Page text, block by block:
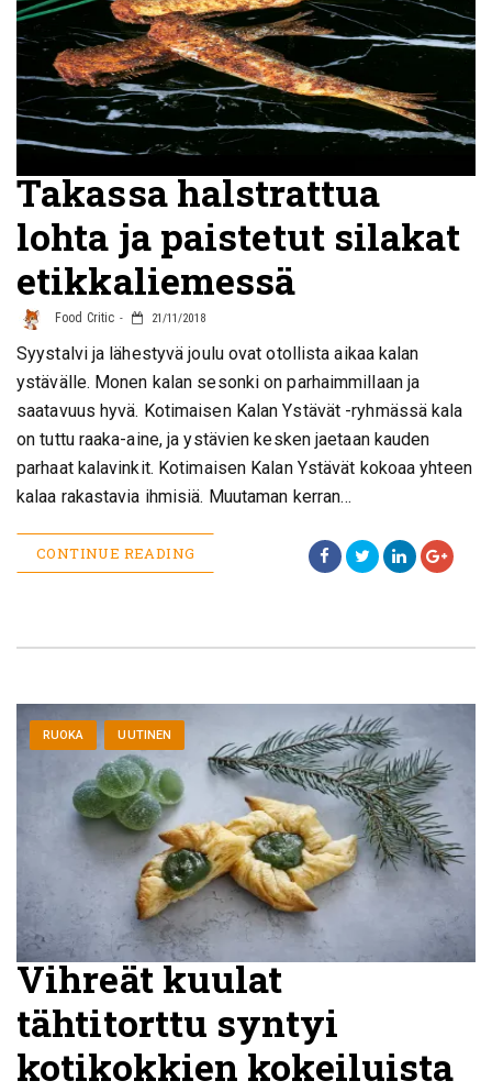
Takassa halstrattua
lohta ja paistetut silakat
etikkaliemessä
Food Critic 21/11/2018
Syystalvi ja lähestyvä joulu ovat otollista aikaa kalan
ystävälle. Monen kalan sesonki on parhaimmillaan ja
saatavuus hyvä. Kotimaisen Kalan Ystävät -ryhmässä kala
on tuttu raaka-aine, ja ystävien kesken jaetaan kauden
parhaat kalavinkit. Kotimaisen Kalan Ystävät kokoaa yhteen
kalaa rakastavia ihmisiä. Muutaman kerran…
CONTINUE READING
RUOKA UUTINEN
Vihreät kuulat
tähtitorttu syntyi
kotikokkien kokeiluista